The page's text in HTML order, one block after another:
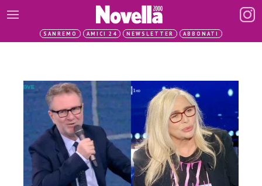
SANREMO AMICI 24 NEWSLETTER ABBONATI